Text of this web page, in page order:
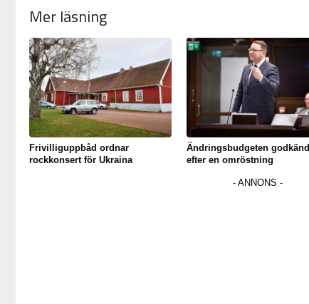
Mer läsning
Frivilliguppbåd ordnar
rockkonsert för Ukraina
Ändringsbudgeten godkänd
efter en omröstning